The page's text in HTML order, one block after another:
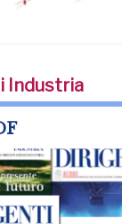
Industria